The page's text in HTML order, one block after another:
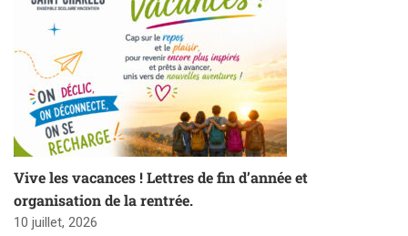
Vive les vacances ! Lettres de fin d’année et
organisation de la rentrée.
10 juillet, 2026